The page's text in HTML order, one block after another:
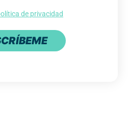
de privacidad